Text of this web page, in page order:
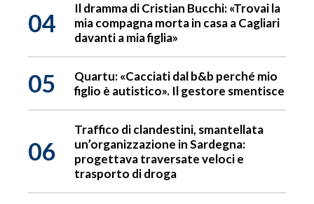
04
Il dramma di Cristian Bucchi: «Trovai la
mia compagna morta in casa a Cagliari
davanti a mia figlia»
05
Quartu: «Cacciati dal b&b perché mio
figlio è autistico». Il gestore smentisce
06
Traffico di clandestini, smantellata
un’organizzazione in Sardegna:
progettava traversate veloci e
trasporto di droga